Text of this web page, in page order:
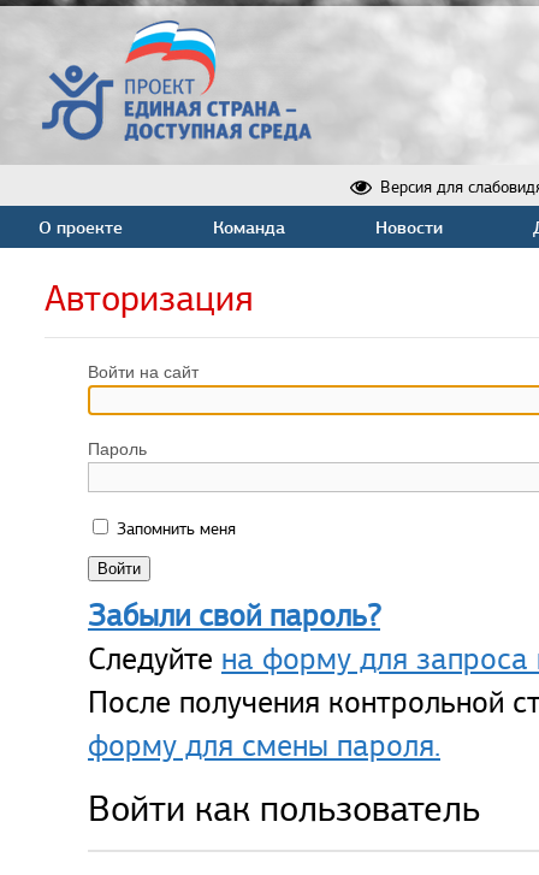
Версия для
О проекте Команда Новости
Авторизация
Войти на сайт
Пароль
Запомнить меня
Забыли свой пароль?
Следуйте на форму для запроса
После получения контрольной
форму для смены пароля.
Войти как пользователь